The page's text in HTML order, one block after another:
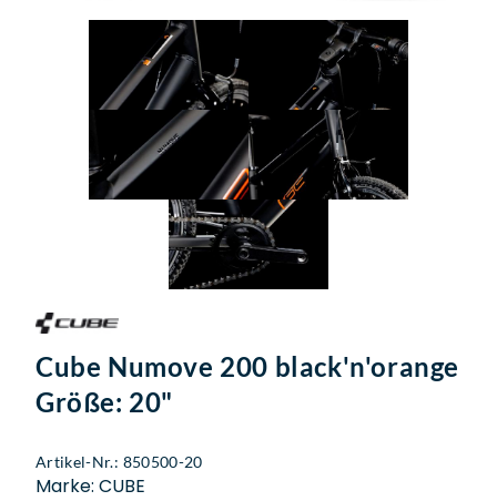
Cube Numove 200 black'n'orange
Größe: 20"
Artikel-Nr.: 850500-20
Marke: CUBE